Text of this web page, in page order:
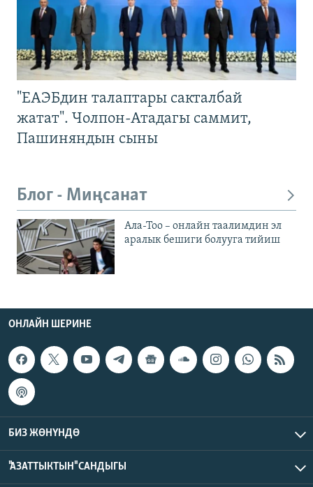
"ЕАЭБдин талаптары сакталбай
жатат". Чолпон-Атадагы саммит,
Пашиняндын сыны
Блог - Миңсанат
Ала-Тоо – онлайн таалимдин эл
аралык бешиги болууга тийиш
ОНЛАЙН ШЕРИНЕ
БИЗ ЖӨНҮНДӨ
"АЗАТТЫКТЫН" САНДЫГЫ